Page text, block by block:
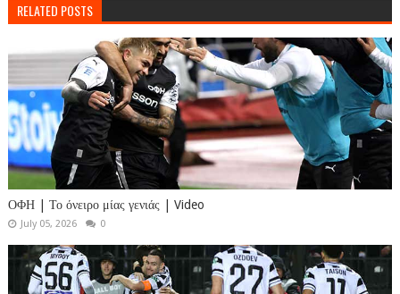
RELATED POSTS
ΟΦΗ | Το όνειρο μίας γενιάς | Video
July 05, 2026 0